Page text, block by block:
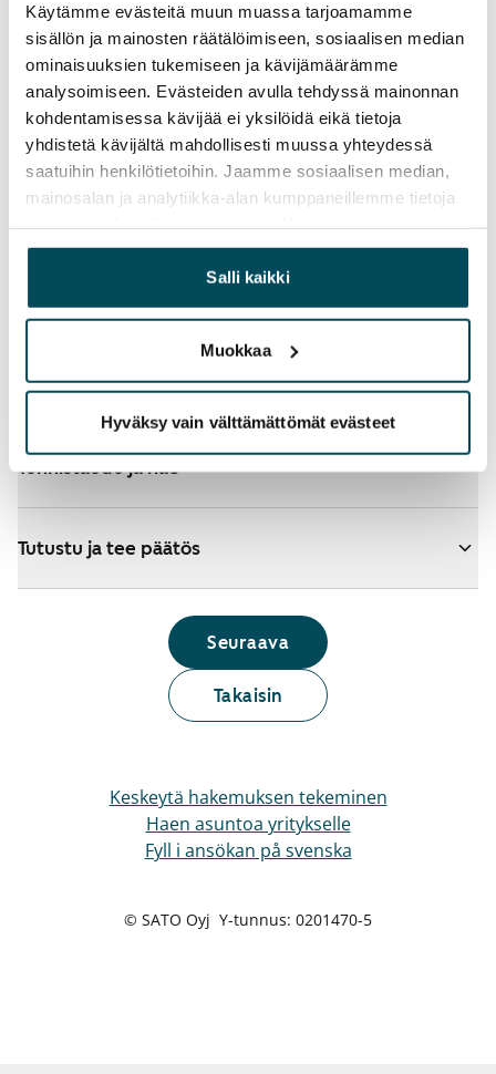
Käytämme evästeitä muun muassa tarjoamamme
sisällön ja mainosten räätälöimiseen, sosiaalisen median
ominaisuuksien tukemiseen ja kävijämäärämme
analysoimiseen. Evästeiden avulla tehdyssä mainonnan
kohdentamisessa kävijää ei yksilöidä eikä tietoja
yhdistetä kävijältä mahdollisesti muussa yhteydessä
saatuihin henkilötietoihin. Jaamme sosiaalisen median,
mainosalan ja analytiikka-alan kumppaneillemme tietoja
yhdistää näitä tietoja muihin tietoihin, joita olet antanut
heille tai joita on kerätty, kun olet käyttänyt heidän
palvelujaan.
Salli kaikki
Muokkaa
Hyväksy vain välttämättömät evästeet
Vantaa, Hakunila
51 m² · 2h+k
Vapautumassa 1.9.
765 €
Vantaa, Hakunila
60 m² · 2h+k
Heti vapaa
Katso tarkemmat ohjeet
Lisää koteja hakemukselle
Tunnistaudu ja hae
Tutustu ja tee päätös
Takaisin
Seuraava
Keskeytä hakemuksen tekeminen
Haen asuntoa yritykselle
Fyll i ansökan på svenska
© SATO Oyj Y-tunnus: 0201470-5